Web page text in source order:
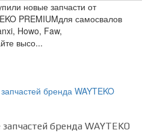
новые запчасти от
PREMIUMдля самосвалов
Howo, Faw,
высо...
бренда WAYTEKO